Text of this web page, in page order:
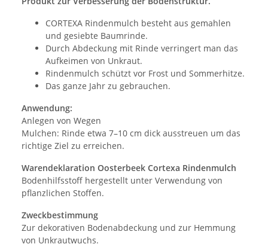
CORTEXA Rindenmulch besteht aus gemahlen
und gesiebte Baumrinde.
Durch Abdeckung mit Rinde verringert man das
Aufkeimen von Unkraut.
Rindenmulch schützt vor Frost und Sommerhitze.
Das ganze Jahr zu gebrauchen.
Anwendung:
Anlegen von Wegen
Mulchen: Rinde etwa 7–10 cm dick ausstreuen um das
richtige Ziel zu erreichen.
Warendeklaration Oosterbeek Cortexa Rindenmulch
Bodenhilfsstoff hergestellt unter Verwendung von
pflanzlichen Stoffen.
Zweckbestimmung
Zur dekorativen Bodenabdeckung und zur Hemmung
von Unkrautwuchs.